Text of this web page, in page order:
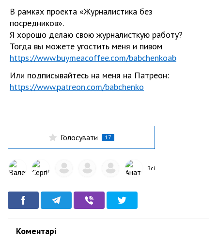
В рамках проекта «Журналистика без
посредников».
Я хорошо делаю свою журналисткую работу?
Тогда вы можете угостить меня и пивом
https://www.buymeacoffee.com/babchenkoab
Или подписывайтесь на меня на Патреон:
https://www.patreon.com/babchenko
Голосувати 17
Всі
Коментарі